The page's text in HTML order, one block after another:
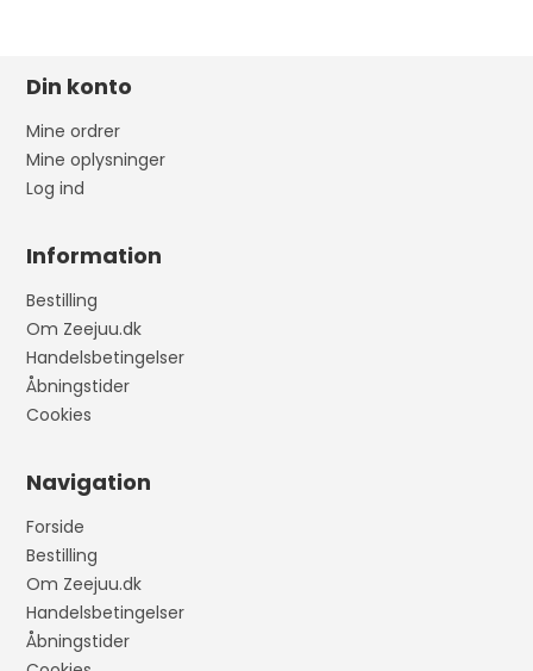
Din konto
Mine ordrer
Mine oplysninger
Log ind
Information
Bestilling
Om Zeejuu.dk
Handelsbetingelser
Åbningstider
Cookies
Navigation
Forside
Bestilling
Om Zeejuu.dk
Handelsbetingelser
Åbningstider